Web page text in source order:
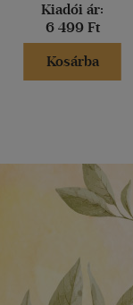
Kiadói ár:
6 499 Ft
Kosárba